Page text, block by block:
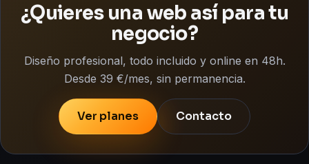
¿Quieres una web así para tu
negocio?
Diseño profesional, todo incluido y online en 48h.
Desde 39 €/mes, sin permanencia.
Ver planes Contacto